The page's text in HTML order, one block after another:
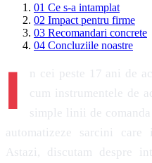
01 Ce s-a intamplat
02 Impact pentru firme
03 Recomandari concrete
04 Concluziile noastre
I
n cei peste 17 ani de
cum instrumentele de
simple linii de
automatizeze sarcini
Astazi, discutam despre